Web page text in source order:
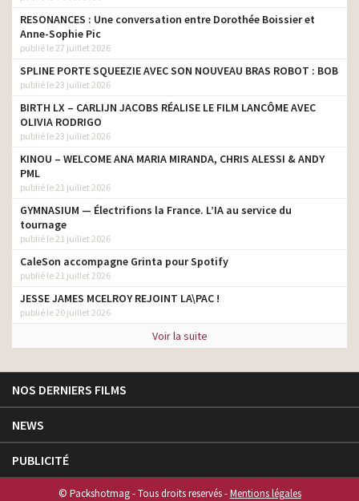
RESONANCES : Une conversation entre Dorothée Boissier et
Anne-Sophie Pic
publié le 27 juillet 2026
SPLINE PORTE SQUEEZIE AVEC SON NOUVEAU BRAS ROBOT : BOB
publié le 23 juillet 2026
BIRTH LX – CARLIJN JACOBS RÉALISE LE FILM LANCÔME AVEC
OLIVIA RODRIGO
publié le 23 juillet 2026
KINOU – WELCOME ANA MARIA MIRANDA, CHRIS ALESSI & ANDY
PML
publié le 21 juillet 2026
GYMNASIUM — Électrifions la France. L’IA au service du
tournage
publié le 21 juillet 2026
CaleSon accompagne Grinta pour Spotify
publié le 21 juillet 2026
JESSE JAMES MCELROY REJOINT LA\PAC !
publié le 20 juillet 2026
Voir la suite
NOS DERNIERS FILMS
NEWS
PUBLICITÉ
© Packshotmag - Tous droits reservés -Mentions légales